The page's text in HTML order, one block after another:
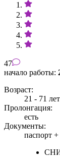
47
начало работы:
Возраст:
21 - 71 лет
Пролонгация:
есть
Документы:
паспорт +